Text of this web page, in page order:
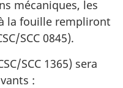
mécaniques, les
la fouille rempliront
SCC 0845).
SCC 1365) sera
: